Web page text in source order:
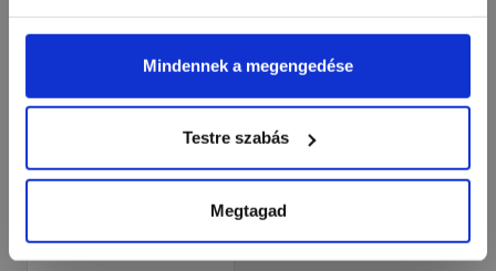
Mindennek a megengedése
Testre szabás
Megtagad
favorite_border